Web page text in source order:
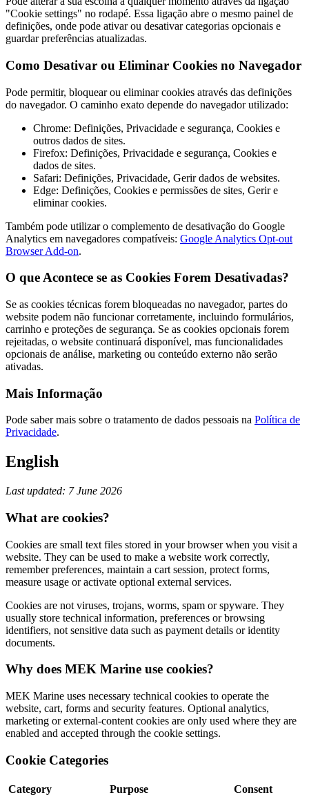
"Cookie settings" no rodapé. Essa ligação abre o mesmo painel de
definições, onde pode ativar ou desativar categorias opcionais e
guardar preferências atualizadas.
Como Desativar ou Eliminar Cookies no Navegador
Pode permitir, bloquear ou eliminar cookies através das definições
do navegador. O caminho exato depende do navegador utilizado:
Chrome: Definições, Privacidade e segurança, Cookies e
outros dados de sites.
Firefox: Definições, Privacidade e segurança, Cookies e
dados de sites.
Safari: Definições, Privacidade, Gerir dados de websites.
Edge: Definições, Cookies e permissões de sites, Gerir e
eliminar cookies.
Também pode utilizar o complemento de desativação do Google
Analytics em navegadores compatíveis: Google Analytics Opt-out
Browser Add-on.
O que Acontece se as Cookies Forem Desativadas?
Se as cookies técnicas forem bloqueadas no navegador, partes do
website podem não funcionar corretamente, incluindo formulários,
carrinho e proteções de segurança. Se as cookies opcionais forem
rejeitadas, o website continuará disponível, mas funcionalidades
opcionais de análise, marketing ou conteúdo externo não serão
ativadas.
Mais Informação
Pode saber mais sobre o tratamento de dados pessoais na Política de
Privacidade.
English
Last updated: 7 June 2026
What are cookies?
Cookies are small text files stored in your browser when you visit a
website. They can be used to make a website work correctly,
remember preferences, maintain a cart session, protect forms,
measure usage or activate optional external services.
Cookies are not viruses, trojans, worms, spam or spyware. They
usually store technical information, preferences or browsing
identifiers, not sensitive data such as payment details or identity
documents.
Why does MEK Marine use cookies?
MEK Marine uses necessary technical cookies to operate the
website, cart, forms and security features. Optional analytics,
marketing or external-content cookies are only used where they are
enabled and accepted through the cookie settings.
Cookie Categories
Category Purpose
Consent